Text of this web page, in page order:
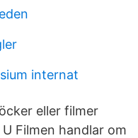
internat
eller filmer
Filmen handlar om